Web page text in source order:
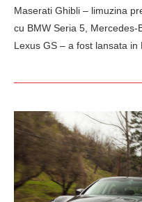
Maserati Ghibli – limuzina
cu BMW Seria 5, Mercedes-
Lexus GS – a fost lansata in